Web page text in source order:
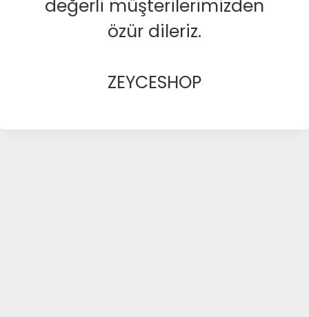
değerli müşterilerimizden
özür dileriz.
ZEYCESHOP